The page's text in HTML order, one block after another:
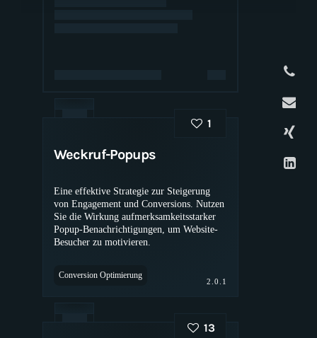
13
Weckruf-Popups
Eine effektive Strategie zur Steigerung
von Engagement und Conversions. Nutzen
Sie die Wirkung aufmerksamkeitsstarker
Popup-Benachrichtigungen, um Website-
Besucher zu motivieren.
Conversion Optimierung
2.0.1
1